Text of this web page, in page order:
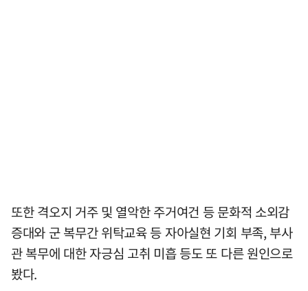
또한 격오지 거주 및 열악한 주거여건 등 문화적 소외감
증대와 군 복무간 위탁교육 등 자아실현 기회 부족, 부사
관 복무에 대한 자긍심 고취 미흡 등도 또 다른 원인으로
봤다.